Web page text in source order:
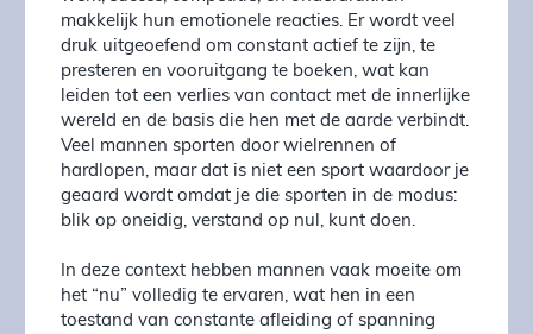
makkelijk hun emotionele reacties. Er wordt veel
druk uitgeoefend om constant actief te zijn, te
presteren en vooruitgang te boeken, wat kan
leiden tot een verlies van contact met de innerlijke
wereld en de basis die hen met de aarde verbindt.
Veel mannen sporten door wielrennen of
hardlopen, maar dat is niet een sport waardoor je
geaard wordt omdat je die sporten in de modus:
blik op oneidig, verstand op nul, kunt doen.
In deze context hebben mannen vaak moeite om
het “nu” volledig te ervaren, wat hen in een
toestand van constante afleiding of spanning